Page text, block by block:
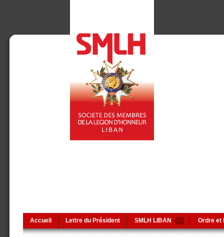
Accueil Lettre du Président SMLH LIBAN Ordre et